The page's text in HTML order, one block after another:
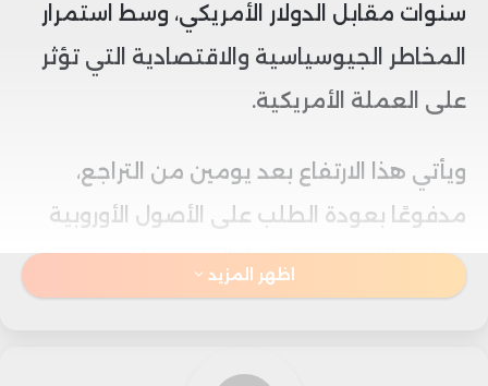
سنوات مقابل الدولار الأمريكي، وسط استمرار
المخاطر الجيوسياسية والاقتصادية التي تؤثر
على العملة الأمريكية.
ويأتي هذا الارتفاع بعد يومين من التراجع،
مدفوعًا بعودة الطلب على الأصول الأوروبية
وتراجع الثقة في المسار المستقبلي
للسياسات الاقتصادية الأمريكية، في ظل
اظهر المزيد